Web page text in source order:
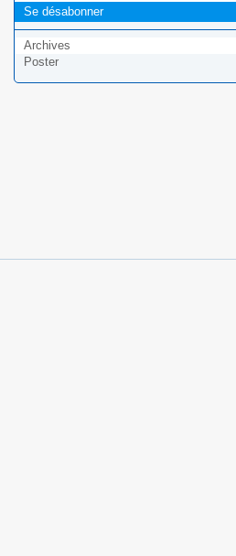
Se désabonner
Archives
Poster